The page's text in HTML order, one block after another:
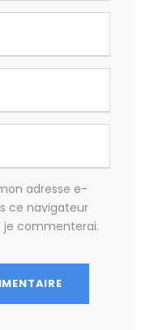
adresse e-
ce navigateur
je commenterai.